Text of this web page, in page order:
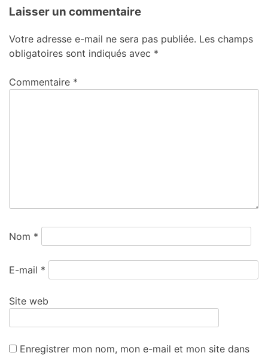
Laisser un commentaire
Votre adresse e-mail ne sera pas publiée. Les champs
obligatoires sont indiqués avec *
Commentaire *
Nom *
E-mail *
Site web
Enregistrer mon nom, mon e-mail et mon site dans